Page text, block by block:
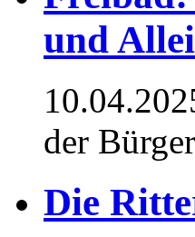
und
der
Die